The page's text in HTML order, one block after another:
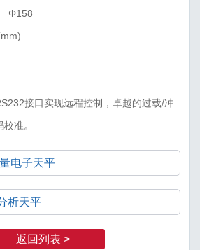
接口实现远程控制，卓越的过载/冲
准。
电子天平
析天平
返回列表 >